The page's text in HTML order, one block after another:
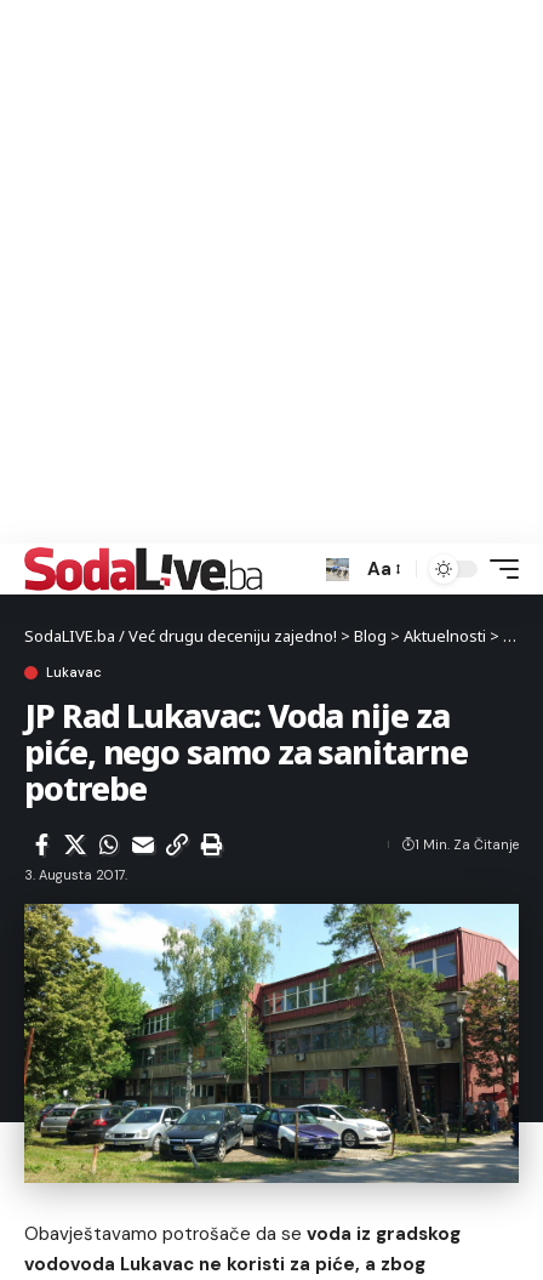
Aa
SodaLIVE.ba / Već drugu deceniju zajedno! > Blog > Aktuelnosti >
Lukavac
JP Rad Lukavac: Voda nije za
piće, nego samo za sanitarne
potrebe
3. Augusta 2017.
1 Min. Za Čitanje
Obavještavamo potrošače da se voda iz gradskog
vodovoda Lukavac ne koristi za piće, a zbog